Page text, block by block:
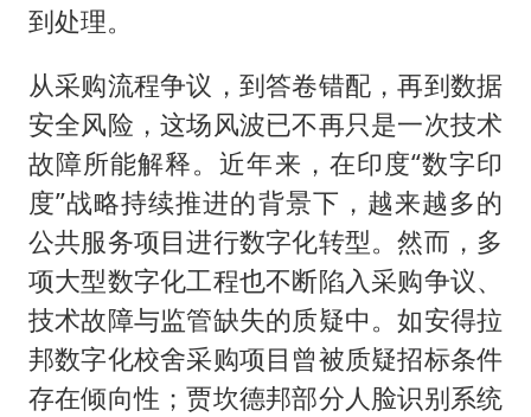
到处理。
从采购流程争议，到答卷错配，再到数据
安全风险，这场风波已不再只是一次技术
故障所能解释。近年来，在印度“数字印
度”战略持续推进的背景下，越来越多的
公共服务项目进行数字化转型。然而，多
项大型数字化工程也不断陷入采购争议、
技术故障与监管缺失的质疑中。如安得拉
邦数字化校舍采购项目曾被质疑招标条件
存在倾向性；贾坎德邦部分人脸识别系统